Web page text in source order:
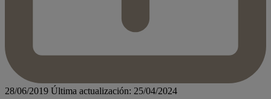
28/06/2019 Última actualización: 25/04/2024